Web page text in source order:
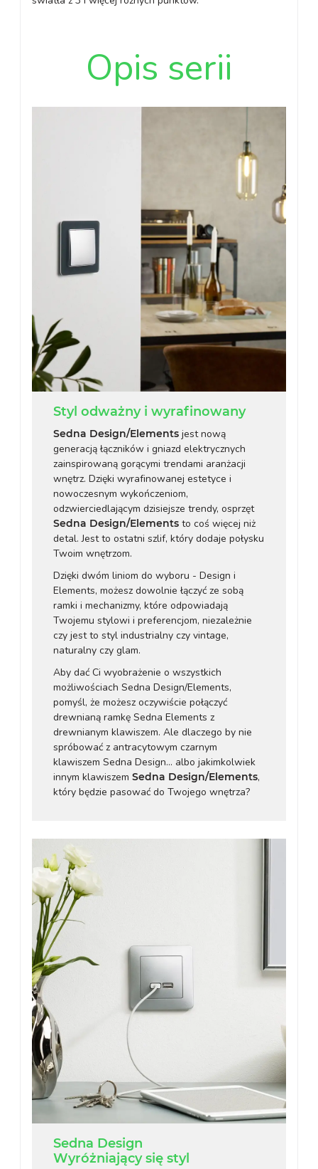
Opis serii
Styl odważny i wyrafinowany
Sedna Design/Elements jest nową
generacją łączników i gniazd elektrycznych
zainspirowaną gorącymi trendami aranżacji
wnętrz. Dzięki wyrafinowanej estetyce i
nowoczesnym wykończeniom,
odzwierciedlającym dzisiejsze trendy, osprzęt
Sedna Design/Elements to coś więcej niż
detal. Jest to ostatni szlif, który dodaje połysku
Twoim wnętrzom.
Dzięki dwóm liniom do wyboru - Design i
Elements, możesz dowolnie łączyć ze sobą
ramki i mechanizmy, które odpowiadają
Twojemu stylowi i preferencjom, niezależnie
czy jest to styl industrialny czy vintage,
naturalny czy glam.
Aby dać Ci wyobrażenie o wszystkich
możliwościach Sedna Design/Elements,
pomyśl, że możesz oczywiście połączyć
drewnianą ramkę Sedna Elements z
drewnianym klawiszem. Ale dlaczego by nie
spróbować z antracytowym czarnym
klawiszem Sedna Design... albo jakimkolwiek
innym klawiszem Sedna Design/Elements,
który będzie pasować do Twojego wnętrza?
Sedna Design
Wyróżniający się styl